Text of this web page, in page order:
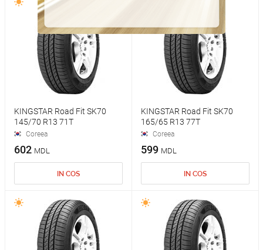
KINGSTAR Road Fit SK70
145/70 R13 71T
Coreea
602 MDL
IN COS
KINGSTAR Road Fit SK70
165/65 R13 77T
Coreea
599 MDL
IN COS